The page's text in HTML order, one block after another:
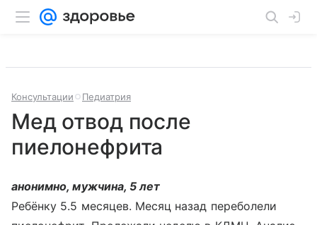
Консультации Педиатрия
Мед отвод после
пиелонефрита
анонимно, мужчина, 5 лет
Ребёнку 5.5 месяцев. Месяц назад переболели